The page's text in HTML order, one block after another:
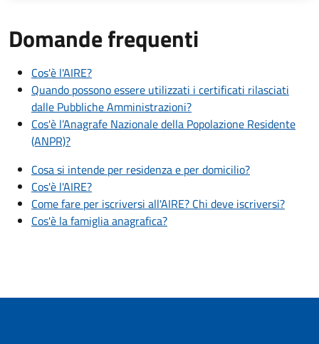
Domande frequenti
Cos'è l'AIRE?
Quando possono essere utilizzati i certificati rilasciati
dalle Pubbliche Amministrazioni?
Cos'è l’Anagrafe Nazionale della Popolazione Residente
(ANPR)?
Cosa si intende per residenza e per domicilio?
Cos'è l'AIRE?
Come fare per iscriversi all'AIRE? Chi deve iscriversi?
Cos'è la famiglia anagrafica?